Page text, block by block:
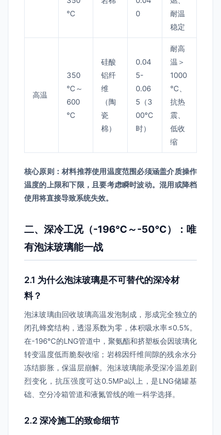
℃
0
耐温
稳定
高温
350
℃～
600
℃
硅酸
铝纤
维
（陶
瓷
棉）
0.04
5-
0.06
5（3
00℃
时）
耐高
温＞
1000
℃、
抗热
震、
低收
缩
核心原则：材料推荐使用温度范围必须涵盖介质操作
温度的上限和下限，且要考虑瞬时波动。混用或降档
使用将直接导致系统失效。
二、深冷工况（-196℃～-50℃）：唯
有泡沫玻璃能一战
2.1 为什么泡沫玻璃是不可替代的深冷材
料？
泡沫玻璃由回收玻璃高温发泡制成，形成完全独立的
闭孔蜂窝结构，透湿系数为零，体积吸水率≤0.5%。
在-196℃的LNG管道中，聚氨酯和挤塑板会因玻璃化
转变温度低而脆裂收缩；岩棉因纤维间隙的残余水分
冻结膨胀，保温层崩解。泡沫玻璃能承受深冷温差剧
烈变化，抗压强度可达0.5MPa以上，是LNG储罐基
础、空分冷箱管道和液氮管线的唯一科学选择。
2.2 深冷施工的致命细节